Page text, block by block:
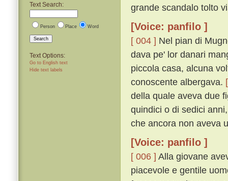
Text Search:
Person Place Word
Search
Text Options:
Go to English text
Hide text labels
grande scandalo tolto
[Voice: panfilo ]
[ 004 ] Nel pian di
dava pe' lor danari
piccola casa, alcuna
conoscente albergava.
della quale aveva due
quindici o di sedici
che ancora non aveva
[Voice: panfilo ]
[ 006 ] Alla giovane
piacevole e gentile